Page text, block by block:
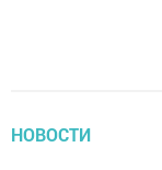
НОВОСТИ